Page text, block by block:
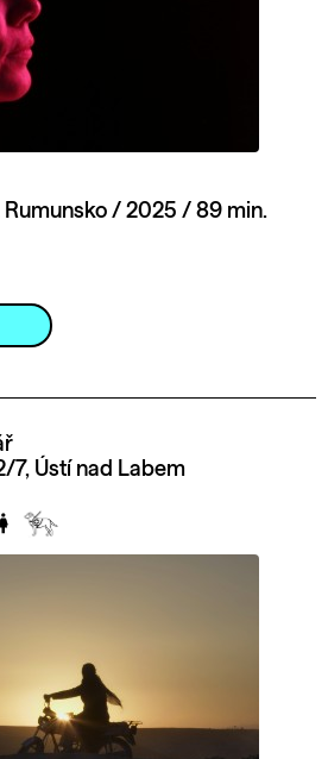
Rumunsko / 2025 / 89 min.
7, Ústí nad Labem